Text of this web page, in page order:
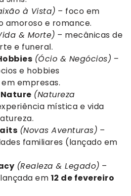
à Vista) – foco em
amoroso e romance.
& Morte) – mecânicas de
e funeral.
(Ócio & Negócios) –
e hobbies
empresas.
(Natureza
mística e vida
(Novas Aventuras) –
familiares (lançado em
(Realeza & Legado) –
em 12 de fevereiro